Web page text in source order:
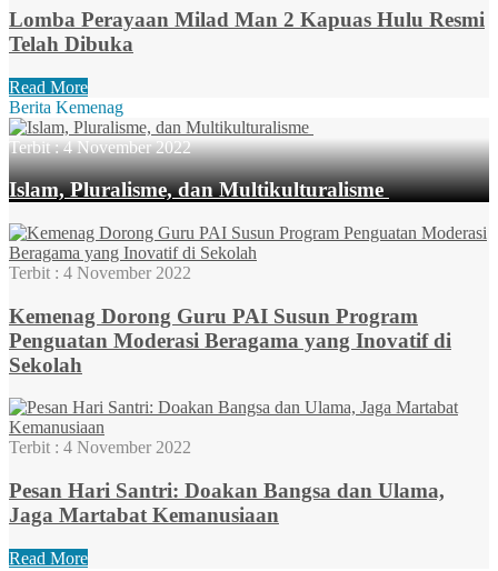
Lomba Perayaan Milad Man 2 Kapuas Hulu Resmi
Telah Dibuka
Read More
Berita Kemenag
Terbit :4 November 2022
Islam, Pluralisme, dan Multikulturalisme
Terbit : 4 November 2022
Kemenag Dorong Guru PAI Susun Program
Penguatan Moderasi Beragama yang Inovatif di
Sekolah
Terbit : 4 November 2022
Pesan Hari Santri: Doakan Bangsa dan Ulama,
Jaga Martabat Kemanusiaan
Read More